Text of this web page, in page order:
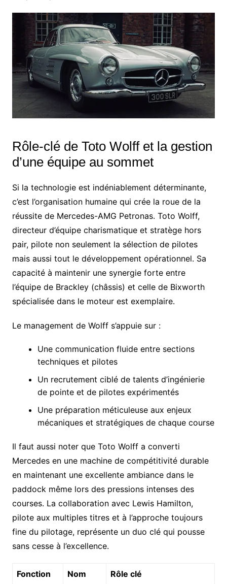
Rôle-clé de Toto Wolff et la gestion
d’une équipe au sommet
Si la technologie est indéniablement déterminante,
c’est l’organisation humaine qui crée la roue de la
réussite de Mercedes-AMG Petronas. Toto Wolff,
directeur d’équipe charismatique et stratège hors
pair, pilote non seulement la sélection de pilotes
mais aussi tout le développement opérationnel. Sa
capacité à maintenir une synergie forte entre
l’équipe de Brackley (châssis) et celle de Bixworth
spécialisée dans le moteur est exemplaire.
Le management de Wolff s’appuie sur :
Une communication fluide entre sections
techniques et pilotes
Un recrutement ciblé de talents d’ingénierie
de pointe et de pilotes expérimentés
Une préparation méticuleuse aux enjeux
mécaniques et stratégiques de chaque course
Il faut aussi noter que Toto Wolff a converti
Mercedes en une machine de compétitivité durable
en maintenant une excellente ambiance dans le
paddock même lors des pressions intenses des
courses. La collaboration avec Lewis Hamilton,
pilote aux multiples titres et à l’approche toujours
fine du pilotage, représente un duo clé qui pousse
sans cesse à l’excellence.
Fonction Nom Rôle clé